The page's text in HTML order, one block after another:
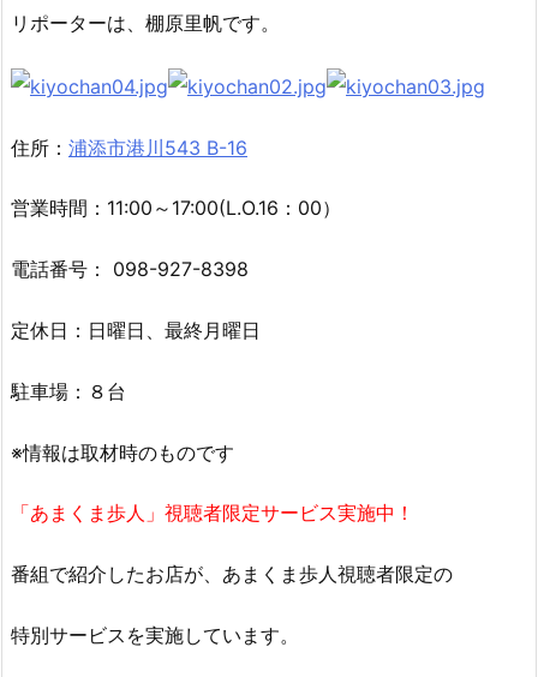
リポーターは、棚原里帆です。
住所： 浦添市港川543 B-16
営業時間：11:00～17:00(L.O.16：00）
電話番号： 098-927-8398
定休日：日曜日、最終月曜日
駐車場：８台
※情報は取材時のものです
「あまくま歩人」視聴者限定サービス実施中！
番組で紹介したお店が、あまくま歩人視聴者限定の
特別サービスを実施しています。